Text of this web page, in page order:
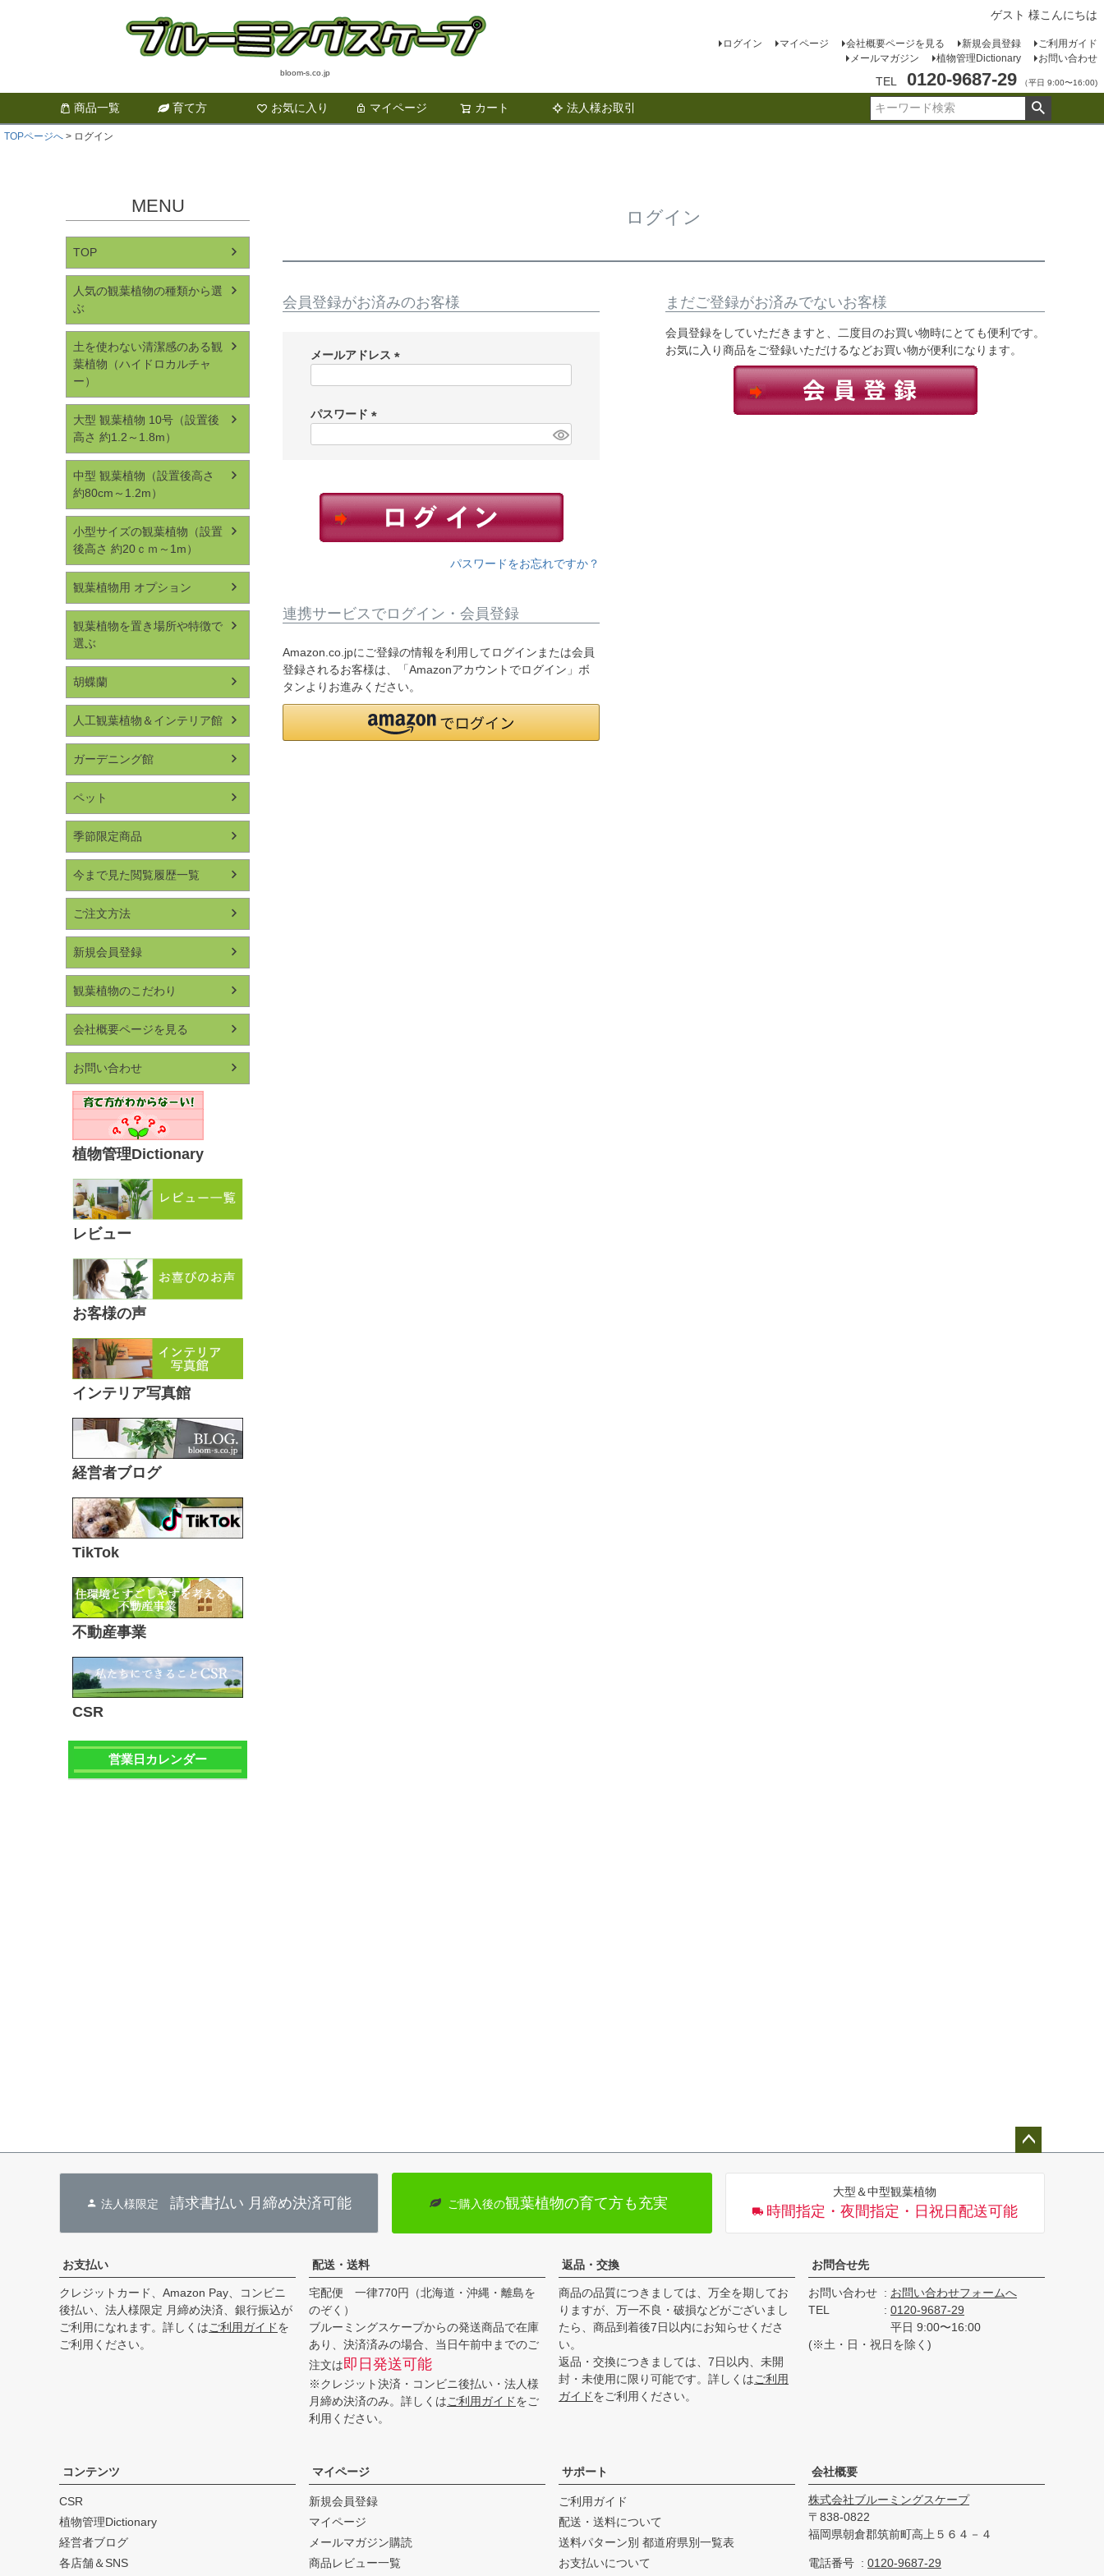
bloom-s.co.jp
ゲスト 様こんにちは
ログイン マイページ 会社概要ページを見る 新規会員登録
ご利用ガイド
メールマガジン
植物管理Dictionary お問い合わせ
TEL 0120-9687-29 （平日 9:00〜16:00)
商品一覧 育て方 お気に入り マイページ カート 法人様お取引
検索
TOPページへ ログイン
MENU
TOP
人気の観葉植物の種類から選
ぶ
土を使わない清潔感のある観
葉植物（ハイドロカルチャ
ー）
大型 観葉植物 10号（設置後
高さ 約1.2～1.8m）
中型 観葉植物（設置後高さ
約80cm～1.2m）
小型サイズの観葉植物（設置
後高さ 約20ｃｍ～1m）
観葉植物用 オプション
観葉植物を置き場所や特徴で
選ぶ
胡蝶蘭
人工観葉植物＆インテリア館
ガーデニング館
ペット
季節限定商品
今まで見た閲覧履歴一覧
ご注文方法
新規会員登録
観葉植物のこだわり
会社概要ページを見る
お問い合わせ
植物管理Dictionary
レビュー
お客様の声
インテリア写真館
経営者ブログ
TikTok
不動産事業
CSR
営業日カレンダー
ログイン
会員登録がお済みのお客様
メールアドレス
)
パスワード
パスワードをお忘れですか？
連携サービスでログイン・会員登録
Amazon.co.jpにご登録の情報を利用してログインまたは会員
登録されるお客様は、「Amazonアカウントでログイン」ボ
タンよりお進みください。
まだご登録がお済みでないお客様
会員登録をしていただきますと、二度目のお買い物時にとても便利です。
お気に入り商品をご登録いただけるなどお買い物が便利になります。
へ
法人様限定請求書払い 月締め決済可能 ご購入後の観葉植物の育て方も充実
大型＆中型観葉植物
時間指定・夜間指定・日祝日配送可能
お支払い
クレジットカード、Amazon Pay、コンビニ
後払い、法人様限定 月締め決済、銀行振込が
ご利用になれます。詳しくはご利用ガイドを
ご利用ください。
配送・送料
宅配便 一律770円（北海道・沖縄・離島を
のぞく）
ブルーミングスケープからの発送商品で在庫
あり、決済済みの場合、当日午前中までのご
注文は即日発送可能
※クレジット決済・コンビニ後払い・法人様
月締め決済のみ。詳しくはご利用ガイドをご
利用ください。
返品・交換
商品の品質につきましては、万全を期してお
りますが、万一不良・破損などがございまし
たら、商品到着後7日以内にお知らせくださ
い。
返品・交換につきましては、7日以内、未開
封・未使用に限り可能です。詳しくはご利用
ガイドをご利用ください。
お問合せ先
お問い合わせ
お問い合わせフォームへ
TEL
0120-9687-29
平日 9:00〜16:00
(※土・日・祝日を除く)
コンテンツ
CSR
植物管理Dictionary
経営者ブログ
各店舗＆SNS
マイページ
新規会員登録
マイページ
メールマガジン購読
商品レビュー一覧
サポート
ご利用ガイド
配送・送料について
送料パターン別 都道府県別一覧表
お支払いについて
会社概要
株式会社ブルーミングスケープ
838-0822
福岡県朝倉郡筑前町高上５６４－４
電話番号
0120-9687-29